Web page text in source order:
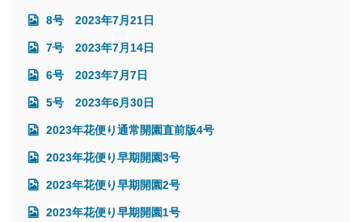
8号 2023年7月21日
7号 2023年7月14日
6号 2023年7月7日
5号 2023年6月30日
2023年花便り通常開園直前版4号
2023年花便り早期開園3号
2023年花便り早期開園2号
2023年花便り早期開園1号